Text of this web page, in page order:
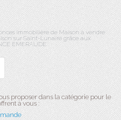
immobilière de Maison à vendre
sur Saint-Lunaire grâce aux
EMERAUDE.
proposer dans la catégorie pour le
à vous :